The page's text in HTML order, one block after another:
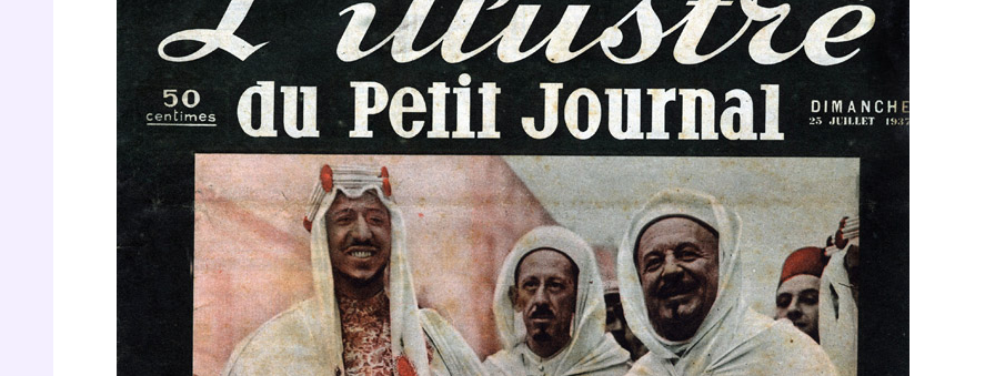
Testez gratuitement pendant 24h
notre plateforme de soutien
Fiches de cours et vidéos,
exercices corrigés,
podcasts de révisions
Unespace dédié aux
parentspour suivre les
progrès
Tout le programme
du CP à la Terminale
Des profs expérimentés
disponibles à la
par tchat, audio ou